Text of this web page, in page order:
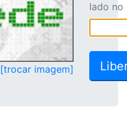
[trocar imagem]
lado no